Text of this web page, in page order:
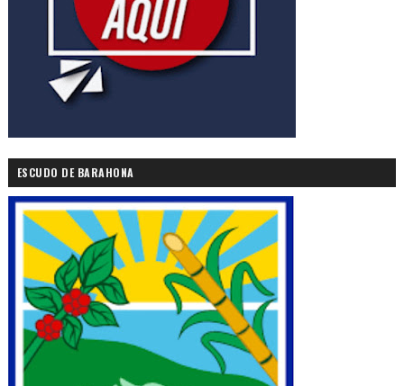
ESCUDO DE BARAHONA